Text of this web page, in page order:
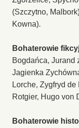
(Szczytno,
Kowna).
Bohaterowie
Bogdańca, Jurand
Jagienka
Lorche, Zygfryd
Rotgier, Hugo von
Bohaterowie